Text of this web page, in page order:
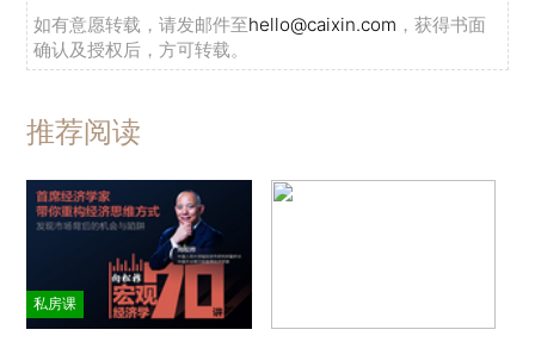
如有意愿转载，请发邮件至hello@caixin.com ，获得书面
确认及授权后，方可转载。
推荐阅读
私房课